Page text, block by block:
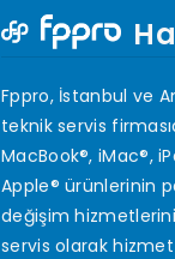
Fppro, İstanbul ve
teknik servis
MacBook®, iMac®,
Apple® ürünlerinin
değişim
servis olarak